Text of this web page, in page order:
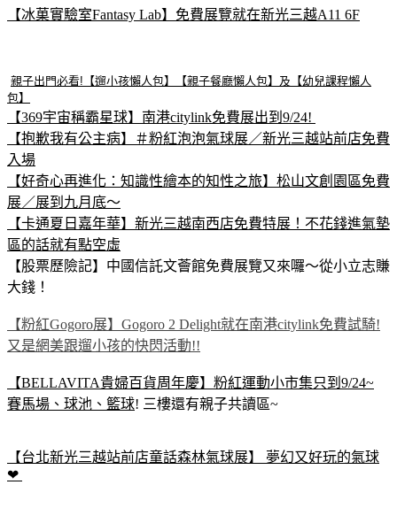
【冰菓實驗室Fantasy Lab】免費展覽就在新光三越A11 6F
親子出門必看!【遛小孩懶人包】【親子餐廳懶人包】及【幼兒課程懶人
包】
【369宇宙稱霸星球】南港citylink免費展出到9/24!
【抱歉我有公主病】＃粉紅泡泡氣球展／新光三越站前店免費
入場
【好奇心再進化：知識性繪本的知性之旅】松山文創園區免費
展／展到九月底～
【卡通夏日嘉年華】新光三越南西店免費特展！不花錢進氣墊
區的話就有點空虛
【股票歷險記】中國信託文薈館免費展覽又來囉～從小立志賺
大錢！
【粉紅Gogoro展】Gogoro 2 Delight就在南港citylink免費試騎!
又是網美跟遛小孩的快閃活動!!
【BELLAVITA貴婦百貨周年慶】粉紅運動小市集只到9/24~
賽馬場、球池、籃球! 三樓還有親子共讀區~
【台北新光三越站前店童話森林氣球展】 夢幻又好玩的氣球
❤